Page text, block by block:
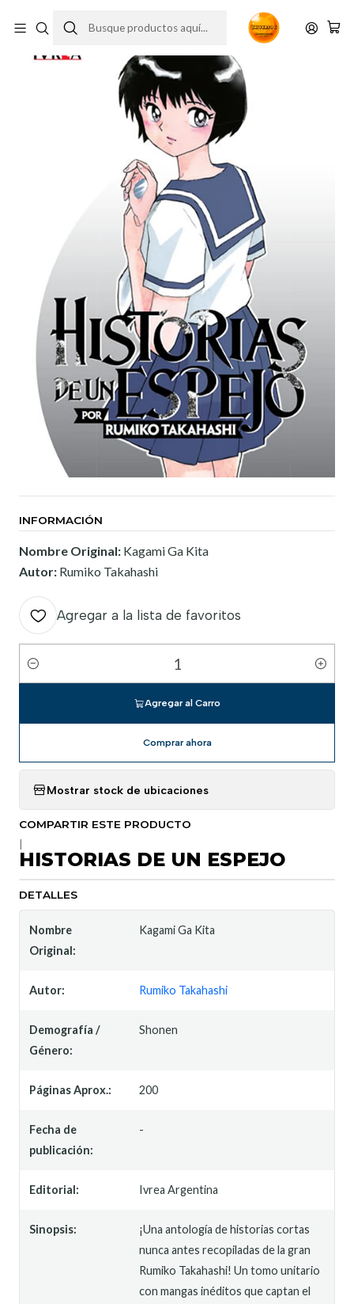
INFORMACIÓN
Nombre Original: Kagami Ga Kita
Autor: Rumiko Takahashi
Agregar a la lista de favoritos
Cantidad
Agregar al Carro
Comprar ahora
Mostrar stock de ubicaciones
COMPARTIR ESTE PRODUCTO
HISTORIAS DE UN ESPEJO
DETALLES
Nombre
Original:
Kagami Ga Kita
Autor: Rumiko Takahashi
Demografía /
Género:
Shonen
Páginas Aprox.: 200
Fecha de
publicación:
-
Editorial: Ivrea Argentina
Sinopsis:
¡Una antología de historias cortas
nunca antes recopiladas de la gran
Rumiko Takahashi! Un tomo unitario
con mangas inéditos que captan el